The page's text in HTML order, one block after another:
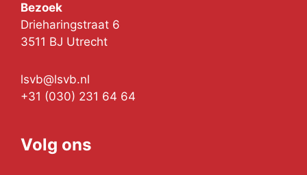
Bezoek
Drieharingstraat 6
3511 BJ Utrecht
lsvb@lsvb.nl
+31 (030) 231 64 64
Volg ons